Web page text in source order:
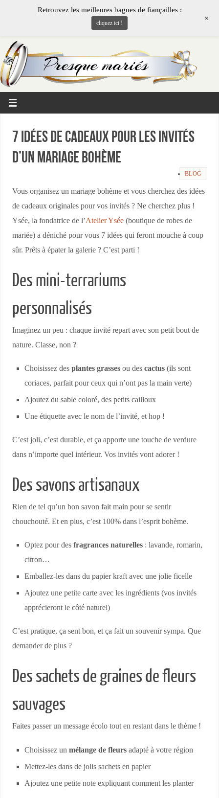
7 idées de cadeaux pour les invités
d’un mariage bohème
BLOG
Vous organisez un mariage bohème et vous cherchez des idées
de cadeaux originales pour vos invités ? Ne cherchez plus !
Ysée, la fondatrice de l’Atelier Ysée (boutique de robes de
mariée) a déniché pour vous 7 idées qui feront mouche à coup
sûr. Prêts à épater la galerie ? C’est parti !
Des mini-terrariums
personnalisés
Imaginez un peu : chaque invité repart avec son petit bout de
nature. Classe, non ?
Choisissez des plantes grassesou des cactus(ils sont
coriaces, parfait pour ceux qui n’ont pas la main verte)
Ajoutez du sable coloré, des petits cailloux
Une étiquette avec le nom de l’invité, et hop !
C’est joli, c’est durable, et ça apporte une touche de verdure
dans n’importe quel intérieur. Vos invités vont adorer !
Des savons artisanaux
Rien de tel qu’un bon savon fait main pour se sentir
chouchouté. Et en plus, c’est 100% dans l’esprit bohème.
Optez pour des fragrances naturelles: lavande, romarin,
citron…
Emballez-les dans du papier kraft avec une jolie ficelle
Ajoutez une petite carte avec les ingrédients (vos invités
apprécieront le côté naturel)
C’est pratique, ça sent bon, et ça fait un souvenir sympa. Que
demander de plus ?
Des sachets de graines de fleurs
sauvages
Faites passer un message écolo tout en restant dans le thème !
Choisissez un mélange de fleursadapté à votre région
Mettez-les dans de jolis sachets en papier
Ajoutez une petite note expliquant comment les planter
Retrouvez les meilleures bagues de fiançailles :
cliquez ici ! +